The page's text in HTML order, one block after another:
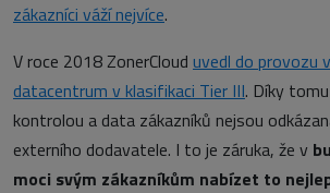
zákazníci váží nejvíce.
V roce 2018 ZonerCloud uvedl do provozu
datacentrum v klasifikaci Tier III. Díky
kontrolou a data zákazníků nejsou
externího dodavatele. I to je záruka, že v
moci svým zákazníkům nabízet to